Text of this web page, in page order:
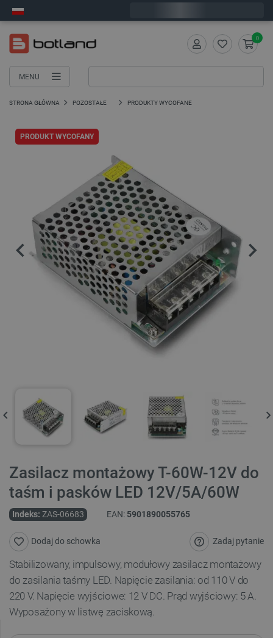
MENU
0
STRONA GŁÓWNA POZOSTAŁE PRODUKTY WYCOFANE
PRODUKT WYCOFANY
Zasilacz montażowy T-60W-12V do
taśm i pasków LED 12V/5A/60W
Indeks: ZAS-06683 EAN: 5901890055765
Zadaj pytanie
Dodaj do schowka
Stabilizowany, impulsowy, modułowy zasilacz montażowy
do zasilania taśmy LED. Napięcie zasilania: od 110 V do
220 V. Napięcie wyjściowe: 12 V DC. Prąd wyjściowy: 5 A.
Wyposażony w listwę zaciskową.